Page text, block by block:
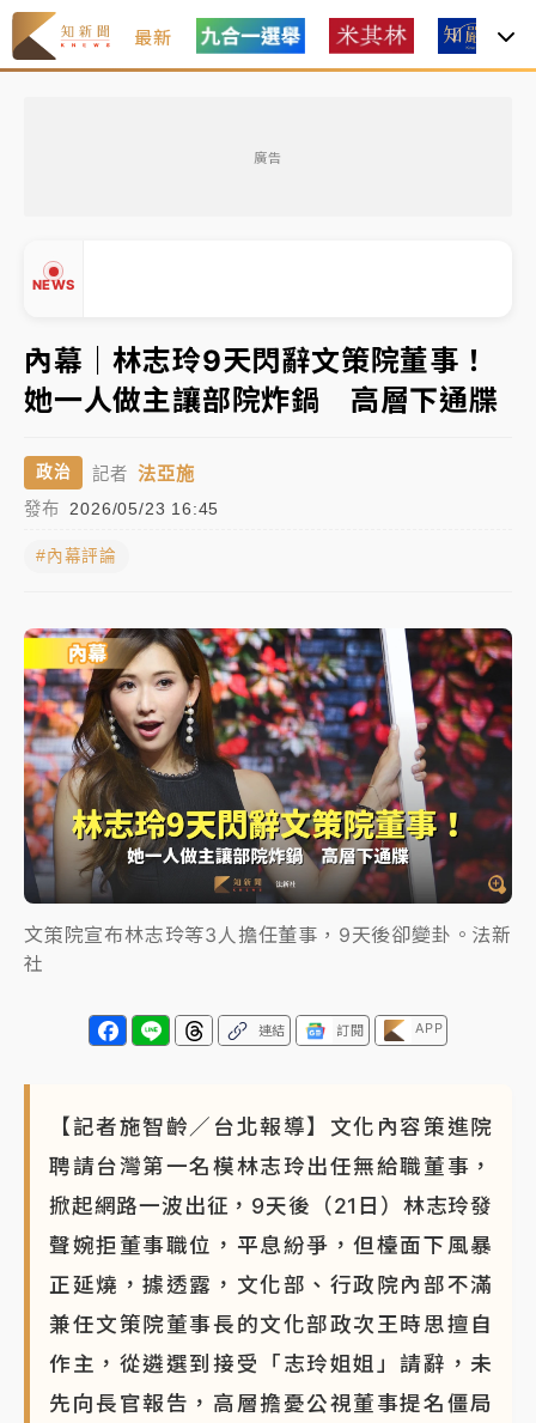
最新
廣告
NEWS
中信慈善基金會想增加董事人數！辜仲諒向法院聲請遭
駁 理由曝光
故宮《龍藏經》特展第2檔！今線上預約開賣一度塞車
周六起展出延長至晚上7時
台東農業處長涉圖利渡假村！東檢抗告成功 今重開羈
父親節泡湯了！中颱白海豚雨彈轟3天 「紅到發紫」降
雨熱區曝
暑假過三周才推「E宿新北打卡趣」！抽獎程序複雜 觀
旅局回應了
中信慈善基金會想增加董事人數！辜仲諒向法院聲請遭
駁 理由曝光
故宮《龍藏經》特展第2檔！今線上預約開賣一度塞車
周六起展出延長至晚上7時
台東農業處長涉圖利渡假村！東檢抗告成功 今重開羈
押庭
內幕｜林志玲9天閃辭文策院董事！
她一人做主讓部院炸鍋 高層下通牒
政治 記者 法亞施
發布 2026/05/23 16:45
#內幕評論
文策院宣布林志玲等3人擔任董事，9天後卻變卦。法新
社
連結 訂閱 APP
【記者施智齡／台北報導】文化內容策進院
聘請台灣第一名模林志玲出任無給職董事，
掀起網路一波出征，9天後（21日）林志玲發
聲婉拒董事職位，平息紛爭，但檯面下風暴
正延燒，據透露，文化部、行政院內部不滿
兼任文策院董事長的文化部政次王時思擅自
作主，從遴選到接受「志玲姐姐」請辭，未
先向長官報告，高層擔憂公視董事提名僵局